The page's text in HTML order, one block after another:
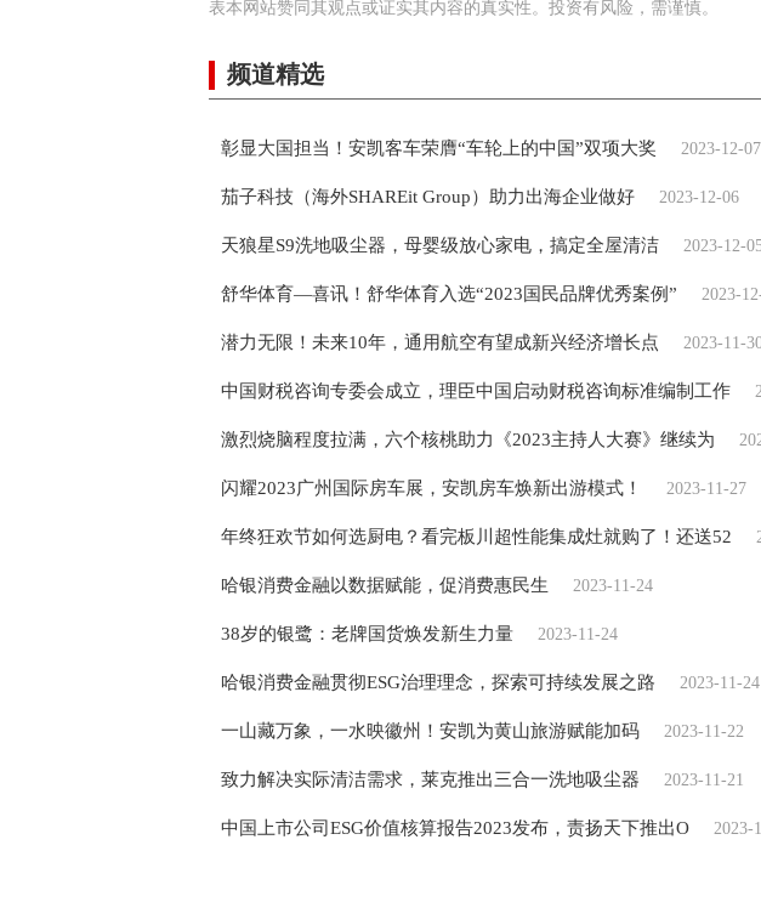
表本网站赞同其观点或证实其内容的真实性。投资有风险，需谨慎。
频道精选
彰显大国担当！安凯客车荣膺“车轮上的中国”双项大奖 2023-12-07
茄子科技（海外SHAREit Group）助力出海企业做好 2023-12-06
天狼星S9洗地吸尘器，母婴级放心家电，搞定全屋清洁 2023-12-
舒华体育—喜讯！舒华体育入选“2023国民品牌优秀案例” 2023-
潜力无限！未来10年，通用航空有望成新兴经济增长点 2023-11-
中国财税咨询专委会成立，理臣中国启动财税咨询标准编制工作
激烈烧脑程度拉满，六个核桃助力《2023主持人大赛》继续为
闪耀2023广州国际房车展，安凯房车焕新出游模式！ 2023-11-27
年终狂欢节如何选厨电？看完板川超性能集成灶就购了！还送52
哈银消费金融以数据赋能，促消费惠民生 2023-11-24
38岁的银鹭：老牌国货焕发新生力量 2023-11-24
哈银消费金融贯彻ESG治理理念，探索可持续发展之路 2023-11-24
一山藏万象，一水映徽州！安凯为黄山旅游赋能加码 2023-11-22
致力解决实际清洁需求，莱克推出三合一洗地吸尘器 2023-11-21
中国上市公司ESG价值核算报告2023发布，责扬天下推出O 2023-